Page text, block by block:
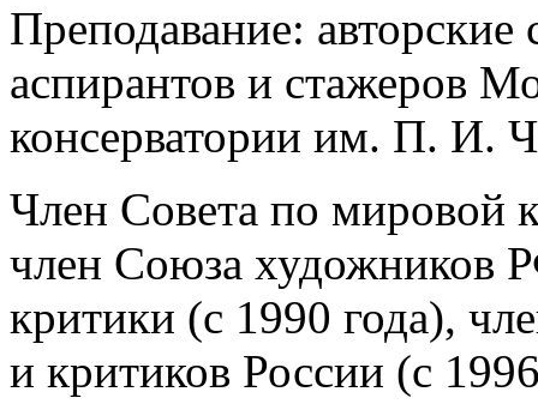
Преподавание:
аспирантов и стажеров
консерватории им. П. И.
Член Совета по мировой
член Союза художников
критики (с 1990 года),
и критиков России (с